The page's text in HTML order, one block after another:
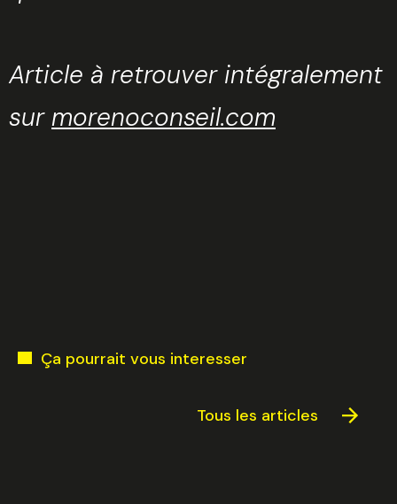
Article à retrouver intégralement
surmorenoconseil.com
Ça pourrait vous interesser
Tous les articles